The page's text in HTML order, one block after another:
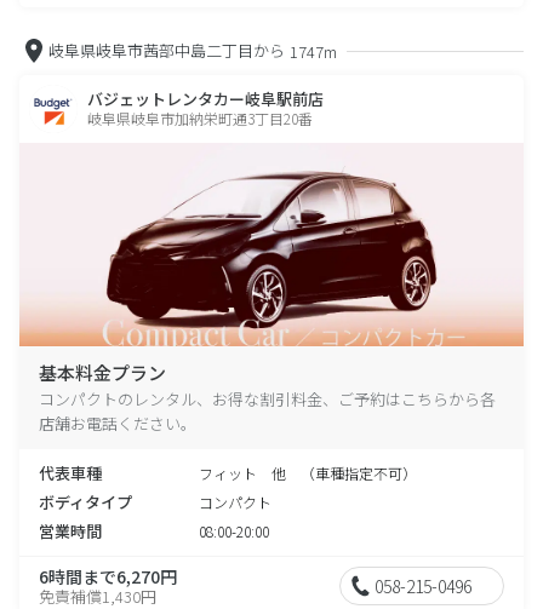
岐阜県岐阜市茜部中島二丁目から 1747m
バジェットレンタカー岐阜駅前店
岐阜県岐阜市加納栄町通3丁目20番
基本料金プラン
コンパクトのレンタル、お得な割引料金、ご予約はこちらから各
店舗お電話ください。
代表車種 フィット 他 （車種指定不可）
ボディタイプ コンパクト
営業時間 08:00-20:00
6時間まで6,270円
免責補償1,430円 058-215-0496